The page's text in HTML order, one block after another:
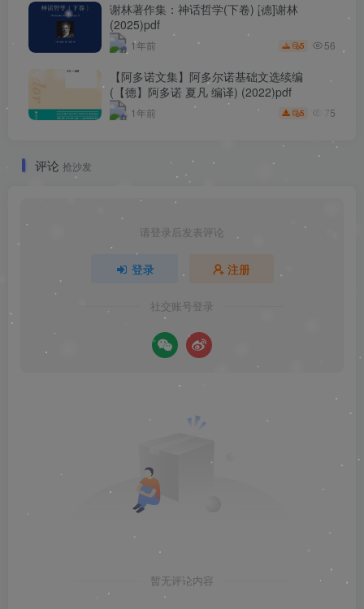
谢林著作集：神话哲学(下卷) [德]谢林
(2025)pdf
1年前 5 56
【阿多诺文集】阿多尔诺基础文选续编
(【德】阿多诺 夏凡 编译) (2022)pdf
1年前 5 75
评论 抢沙发
请登录后发表评论
登录 注册
社交账号登录
暂无评论内容